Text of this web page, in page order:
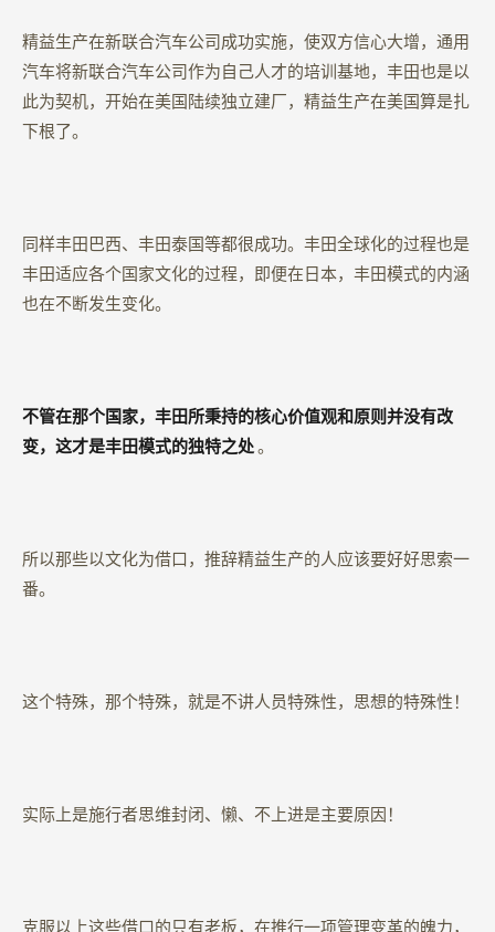
精益生产在新联合汽车公司成功实施，使双方信心大增，通用
汽车将新联合汽车公司作为自己人才的培训基地，丰田也是以
此为契机，开始在美国陆续独立建厂，精益生产在美国算是扎
下根了。
同样丰田巴西、丰田泰国等都很成功。丰田全球化的过程也是
丰田适应各个国家文化的过程，即便在日本，丰田模式的内涵
也在不断发生变化。
不管在那个国家，丰田所秉持的核心价值观和原则并没有改
变，这才是丰田模式的独特之处。
所以那些以文化为借口，推辞精益生产的人应该要好好思索一
番。
这个特殊，那个特殊，就是不讲人员特殊性，思想的特殊性！
实际上是施行者思维封闭、懒、不上进是主要原因！
克服以上这些借口的只有老板，在推行一项管理变革的魄力，